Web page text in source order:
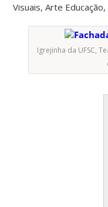
Visuais, Arte
Igrejinha da UFSC,